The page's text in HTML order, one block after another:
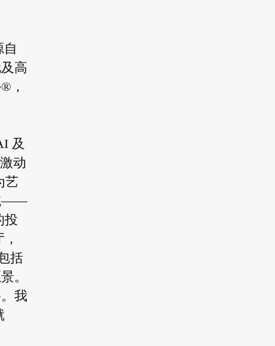
自
高
，
及
动
艺
——
投
括
。
我